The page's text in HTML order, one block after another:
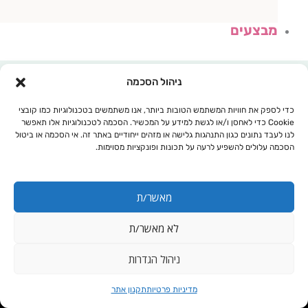
ניהול הסכמה
כדי לספק את חוויות המשתמש הטובות ביותר, אנו משתמשים בטכנולוגיות כמו קובצי
Cookie כדי לאחסן ו/או לגשת למידע על המכשיר. הסכמה לטכנולוגיות אלו תאפשר
לנו לעבד נתונים כגון התנהגות גלישה או מזהים ייחודיים באתר זה. אי הסכמה או ביטול
הסכמה עלולים להשפיע לרעה על תכונות ופונקציות מסוימות.
מאשר/ת
לא מאשר/ת
ניהול הגדרות
מדיניות פרטיותתקנון אתר
מבצעים
עגלת קניות